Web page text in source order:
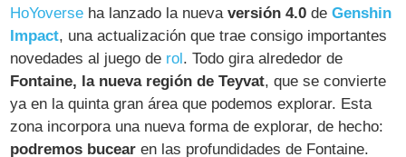
HoYoverse ha lanzado la nuevaversión 4.0 deGenshin
Impact, una actualización que trae consigo importantes
novedades al juego de rol. Todo gira alrededor de
Fontaine, la nueva región de Teyvat, que se convierte
ya en la quinta gran área que podemos explorar. Esta
zona incorpora una nueva forma de explorar, de hecho:
podremos bucear en las profundidades de Fontaine.